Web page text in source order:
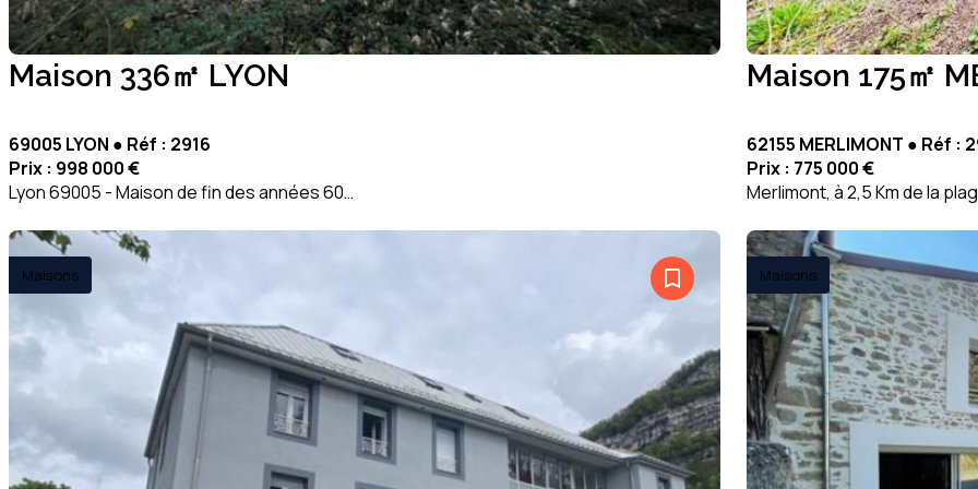
Maison 336㎡ LYON
69005 LYON ● Réf : 2916
Prix : 998 000 €
Lyon 69005 - Maison de fin des années 60…
Maison 175㎡
62155 MERLIMONT ● Réf :
Prix : 775 000 €
Merlimont, à 2,5 Km de la
bookmark_border
Maisons Maisons